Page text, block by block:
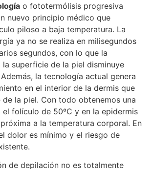
o fototermólisis progresiva
nuevo principio médico que
piloso a baja temperatura. La
ya no se realiza en milisegundos
segundos, con lo que la
la superficie de la piel disminuye
la tecnología actual genera
en el interior de la dermis que
la piel. Con todo obtenemos una
el folículo de 50ºC y en la epidermis
a la temperatura corporal. En
dolor es mínimo y el riesgo de
de depilación no es totalmente